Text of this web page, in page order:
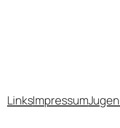
LinksImpressum